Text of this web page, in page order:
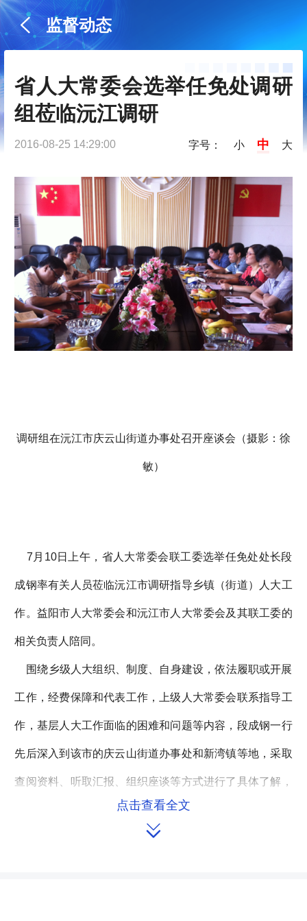
监督动态
省人大常委会选举任免处调研
组莅临沅江调研
2016-08-25 14:29:00 字号： 小 中 大
调研组在沅江市庆云山街道办事处召开座谈会（摄影：徐
敏）
7月10日上午，省人大常委会联工委选举任免处处长段
成钢率有关人员莅临沅江市调研指导乡镇（街道）人大工
作。益阳市人大常委会和沅江市人大常委会及其联工委的
相关负责人陪同。
围绕乡级人大组织、制度、自身建设，依法履职或开展
工作，经费保障和代表工作，上级人大常委会联系指导工
作，基层人大工作面临的困难和问题等内容，段成钢一行
先后深入到该市的庆云山街道办事处和新湾镇等地，采取
查阅资料、听取汇报、组织座谈等方式进行了具体了解，
征求了人大代表和人大工作者的意见和建议。
调研组充分肯定了庆云山街道办事处和新湾镇的人大工
点击查看全文
